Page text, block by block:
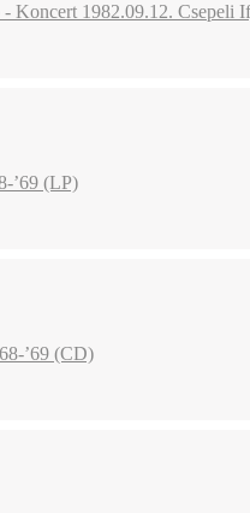
Koncert 1982.09.12. Csepeli
’69 (LP)
’69 (CD)